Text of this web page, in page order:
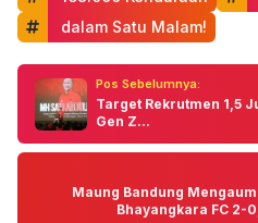
dalam Satu Malam!
Pos Sebelumnya:
Target Rekrutmen 1,5
Gen Z...
Maung Bandung
Bhayangkara FC 2-